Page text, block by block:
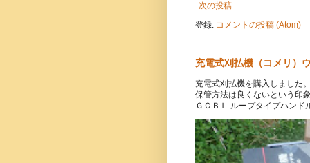
次の投稿
登録: コメントの投稿 (Atom)
充電式刈払機（コメリ）
充電式刈払機を購入しました
保管方法は良くないという
ＧＣＢＬ ループタイプハン